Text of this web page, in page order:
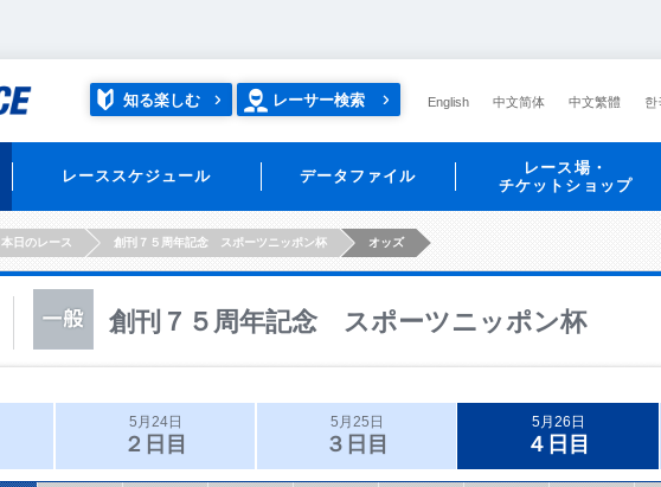
知る楽しむ レーサー検索 English 中文简体 中文繁體 한
レーススケジュール データファイル
レース場・
チケットショップ
本日のレース 創刊７５周年記念 スポーツニッポン杯 オッズ
創刊７５周年記念 スポーツニッポン杯
5月24日
２日目
5月25日
３日目
5月26日
４日目